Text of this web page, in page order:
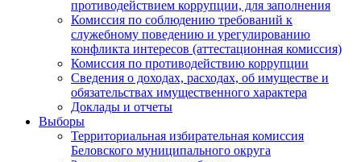
противодействием коррупции, для заполнения
Комиссия по соблюдению требований к
служебному поведению и урегулированию
конфликта интересов (аттестационная комиссия)
Комиссия по противодействию коррупции
Сведения о доходах, расходах, об имуществе и
обязательствах имущественного характера
Доклады и отчеты
Выборы
Территориальная избирательная комиссия
Беловского муниципального округа